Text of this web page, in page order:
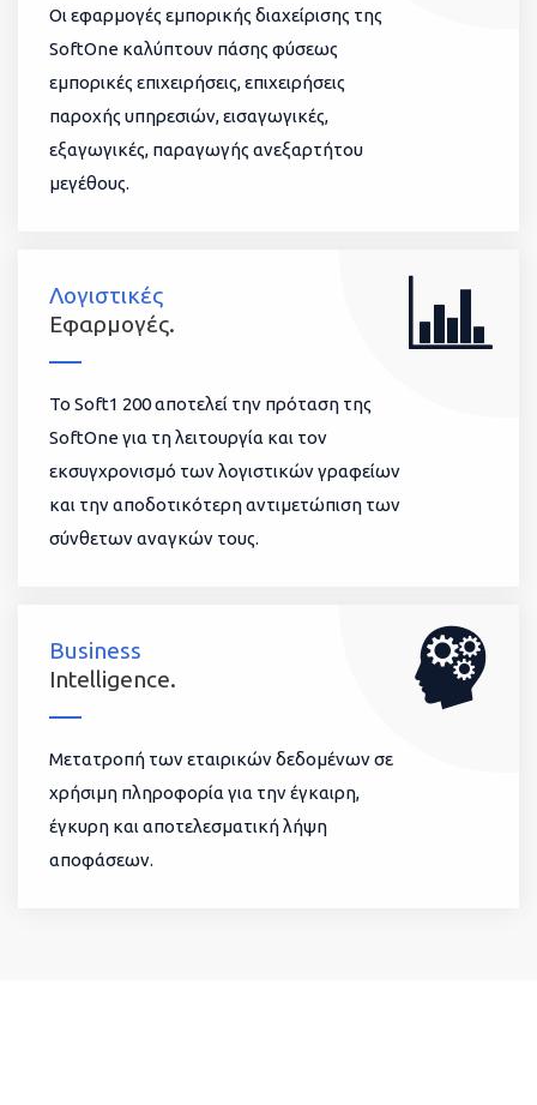
Οι εφαρμογές εμπορικής διαχείρισης της
SoftOne καλύπτουν πάσης φύσεως
εμπορικές επιχειρήσεις, επιχειρήσεις
παροχής υπηρεσιών, εισαγωγικές,
εξαγωγικές, παραγωγής ανεξαρτήτου
μεγέθους.
Λογιστικές
Εφαρμογές.
To Soft1 200 αποτελεί την πρόταση της
SoftOne για τη λειτουργία και τον
εκσυγχρονισμό των λογιστικών γραφείων
και την αποδοτικότερη αντιμετώπιση των
σύνθετων αναγκών τους.
Business
Intelligence.
Μετατροπή των εταιρικών δεδομένων σε
χρήσιμη πληροφορία για την έγκαιρη,
έγκυρη και αποτελεσματική λήψη
αποφάσεων.